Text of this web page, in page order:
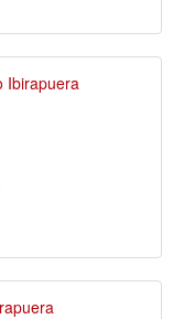
Ibirapuera